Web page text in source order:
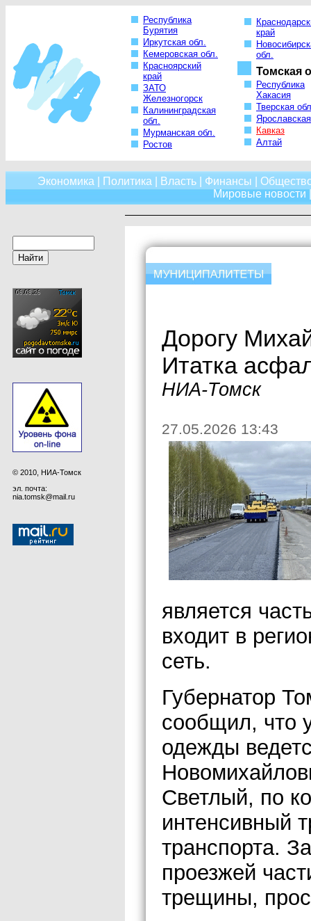
Республика
Бурятия
Иркутская обл.
Кемеровская обл.
Красноярский
край
ЗАТО
Железногорск
Калининградская
обл.
Мурманская обл.
Ростов
край
обл.
Томская
Республика
Хакасия
Тверская
Кавказ
Алтай
Экономика Политика Власть Финансы
Мировые новости
© 2010, НИА-Томск
эл. почта:
nia.tomsk@mail.ru
Дорогу
Итатка
НИА-Томск
27.05.2026 13:43
является
входит в
сеть.
Губернатор
сообщил, что
одежды
Светлый, по
интенсивный
транспорта.
проезжей
трещины,